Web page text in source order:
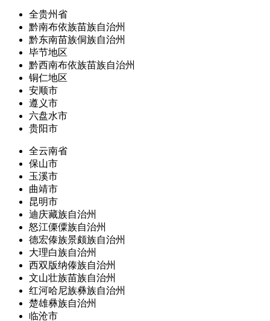
全贵州省
黔南布依族苗族自治州
黔东南苗族侗族自治州
毕节地区
黔西南布依族苗族自治州
铜仁地区
安顺市
遵义市
六盘水市
贵阳市
全云南省
保山市
玉溪市
曲靖市
昆明市
迪庆藏族自治州
怒江傈僳族自治州
德宏傣族景颇族自治州
大理白族自治州
西双版纳傣族自治州
文山壮族苗族自治州
红河哈尼族彝族自治州
楚雄彝族自治州
临沧市